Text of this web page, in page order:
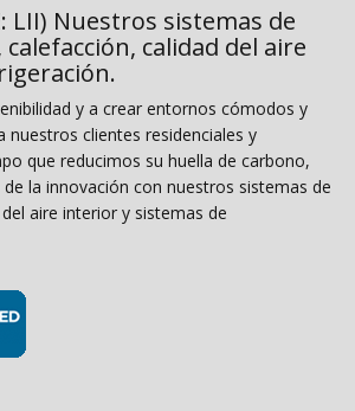
LII) Nuestros sistemas de
calidad del aire
y a crear entornos cómodos y
nuestros clientes residenciales y
que reducimos su huella de carbono,
la innovación con nuestros sistemas de
aire interior y sistemas de